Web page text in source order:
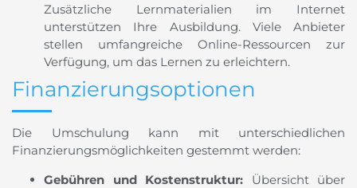
Zusätzliche Lernmaterialien im Internet
unterstützen Ihre Ausbildung. Viele Anbieter
stellen umfangreiche Online-Ressourcen zur
Verfügung, um das Lernen zu erleichtern.
Finanzierungsoptionen
Die Umschulung kann mit unterschiedlichen
Finanzierungsmöglichkeiten gestemmt werden:
Gebühren und Kostenstruktur: Übersicht über